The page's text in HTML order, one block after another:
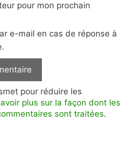
pour mon prochain
e-mail en cas de réponse à
pour réduire les
plus sur la façon dont les
sont traitées.